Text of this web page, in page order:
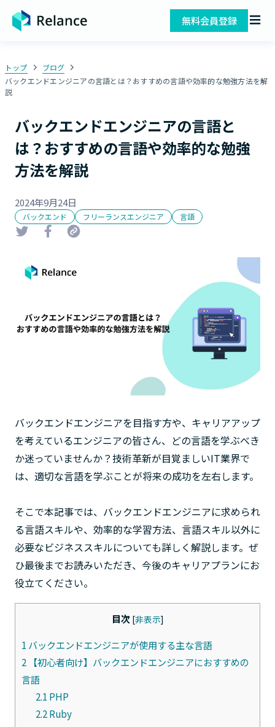
無料会員登録
トップ
ブログ
バックエンドエンジニアの言語とは？おすすめの言語や効率的な勉強方法を解
説
バックエンドエンジニアの言語と
は？おすすめの言語や効率的な勉強
方法を解説
2024年9月24日
バックエンド フリーランスエンジニア 言語
バックエンドエンジニアを目指す方や、キャリアアップ
を考えているエンジニアの皆さん、どの言語を学ぶべき
か迷っていませんか？技術革新が目覚ましいIT業界で
は、適切な言語を学ぶことが将来の成功を左右します。
そこで本記事では、バックエンドエンジニアに求められ
る言語スキルや、効率的な学習方法、言語スキル以外に
必要なビジネススキルについても詳しく解説します。ぜ
ひ最後までお読みいただき、今後のキャリアプランにお
役立てください。
目次 [非表示]
1 バックエンドエンジニアが使用する主な言語
2【初心者向け】バックエンドエンジニアにおすすめの
言語
2.1 PHP
2.2Ruby